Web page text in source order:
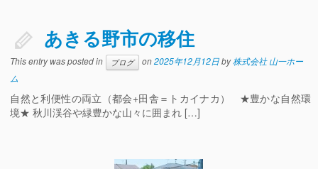
あきる野市の移住
This entry was posted in ブログ on2025年12月12日by株式会社 山一ホー
ム
自然と利便性の両立（都会+田舎＝トカイナカ） ★豊かな自然環
境★ 秋川渓谷や緑豊かな山々に囲まれ […]